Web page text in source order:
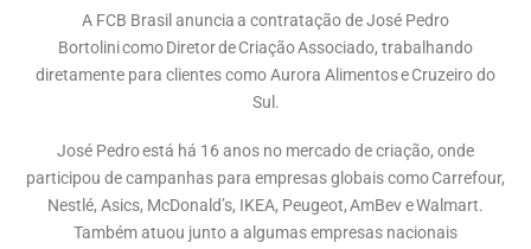
A FCB Brasil anuncia a contratação de José Pedro
Bortolini como Diretor de Criação Associado, trabalhando
diretamente para clientes como Aurora Alimentos e Cruzeiro do
Sul.
José Pedro está há 16 anos no mercado de criação, onde
participou de campanhas para empresas globais como Carrefour,
Nestlé, Asics, McDonald’s, IKEA, Peugeot, AmBev e Walmart.
Também atuou junto a algumas empresas nacionais